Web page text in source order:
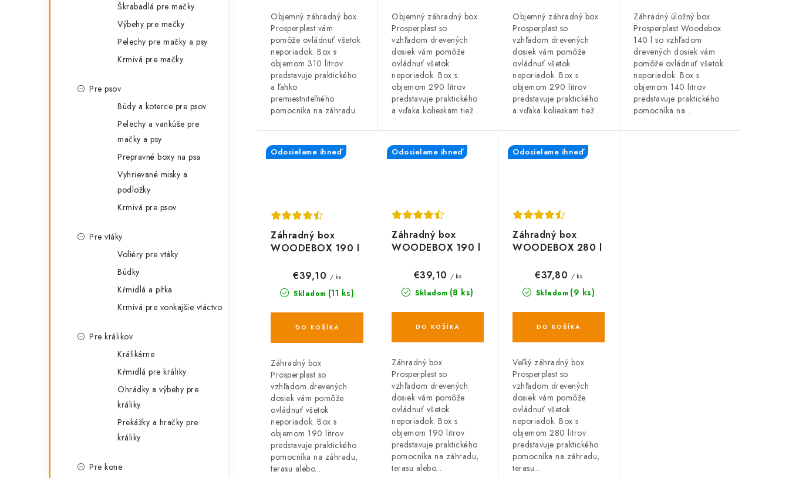
Škrabadlá pre mačky
Výbehy pre mačky
Pelechy pre mačky a psy
Krmivá pre mačky
Pre psov
Búdy a koterce pre psov
Pelechy a vankúše pre
mačky a psy
Prepravné boxy na psa
Vyhrievané misky a
podložky
Krmivá pre psov
Pre vtáky
Voliéry pre vtáky
Búdky
Kŕmidlá a pítka
Krmivá pre vonkajšie vtáctvo
Pre králikov
Králikárne
Kŕmidlá pre králiky
Ohrádky a výbehy pre
králiky
Prekážky a hračky pre
králiky
Pre kone
Objemný záhradný box
Prosperplast vám
pomôže ovládnuť všetok
neporiadok. Box s
objemom 310 litrov
predstavuje praktického
a ľahko
premiestniteľného
pomocníka na záhradu.
Objemný záhradný box
Prosperplast so
vzhľadom drevených
dosiek vám pomôže
ovládnuť všetok
neporiadok. Box s
objemom 290 litrov
predstavuje praktického
a vďaka kolieskam tiež...
Objemný záhradný box
Prosperplast so
vzhľadom drevených
dosiek vám pomôže
ovládnuť všetok
neporiadok. Box s
objemom 290 litrov
predstavuje praktického
a vďaka kolieskam tiež...
Záhradný úložný box
Prosperplast Woodebox
140 l so vzhľadom
drevených dosiek vám
pomôže ovládnuť všetok
neporiadok. Box s
objemom 140 litrov
predstavuje praktického
pomocníka na...
Záhradný box
WOODEBOX 190 l
Odosielame ihneď
Skladom (11 ks)
€39,10 / ks
DO KOŠÍKA
Záhradný box
Prosperplast so
vzhľadom drevených
dosiek vám pomôže
ovládnuť všetok
neporiadok. Box s
objemom 190 litrov
predstavuje praktického
pomocníka na záhradu,
terasu alebo...
Záhradný box
WOODEBOX 190 l
Odosielame ihneď
Skladom (8 ks)
€39,10 / ks
DO KOŠÍKA
Záhradný box
Prosperplast so
vzhľadom drevených
dosiek vám pomôže
ovládnuť všetok
neporiadok. Box s
objemom 190 litrov
predstavuje praktického
pomocníka na záhradu,
terasu alebo...
Záhradný box
WOODEBOX 280 l
Odosielame ihneď
Skladom (9 ks)
€37,80 / ks
DO KOŠÍKA
Veľký záhradný box
Prosperplast so
vzhľadom drevených
dosiek vám pomôže
ovládnuť všetok
neporiadok. Box s
objemom 280 litrov
predstavuje praktického
pomocníka na záhradu,
terasu...